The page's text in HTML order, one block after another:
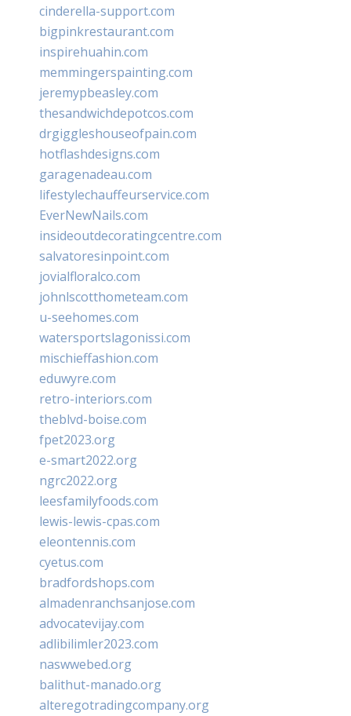
cinderella-support.com
bigpinkrestaurant.com
inspirehuahin.com
memmingerspainting.com
jeremypbeasley.com
thesandwichdepotcos.com
drgiggleshouseofpain.com
hotflashdesigns.com
garagenadeau.com
lifestylechauffeurservice.com
EverNewNails.com
insideoutdecoratingcentre.com
salvatoresinpoint.com
jovialfloralco.com
johnlscotthometeam.com
u-seehomes.com
watersportslagonissi.com
mischieffashion.com
eduwyre.com
retro-interiors.com
theblvd-boise.com
fpet2023.org
e-smart2022.org
ngrc2022.org
leesfamilyfoods.com
lewis-lewis-cpas.com
eleontennis.com
cyetus.com
bradfordshops.com
almadenranchsanjose.com
advocatevijay.com
adlibilimler2023.com
naswwebed.org
balithut-manado.org
alteregotradingcompany.org